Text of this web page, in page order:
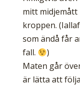
mitt midjemått
kroppen.
som ändå får
fall.
)
Maten går
är lätta att